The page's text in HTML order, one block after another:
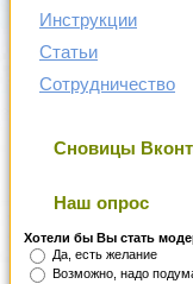
Инструкции
Статьи
Сотрудничество
Сновицы
Наш опрос
Хотели бы Вы стать
Да, есть желание
Возможно, надо